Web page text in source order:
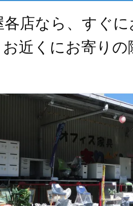
店なら、すぐ
近くにお寄り